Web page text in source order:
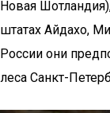
Новая
штатах Айдахо,
России они
леса Санкт-